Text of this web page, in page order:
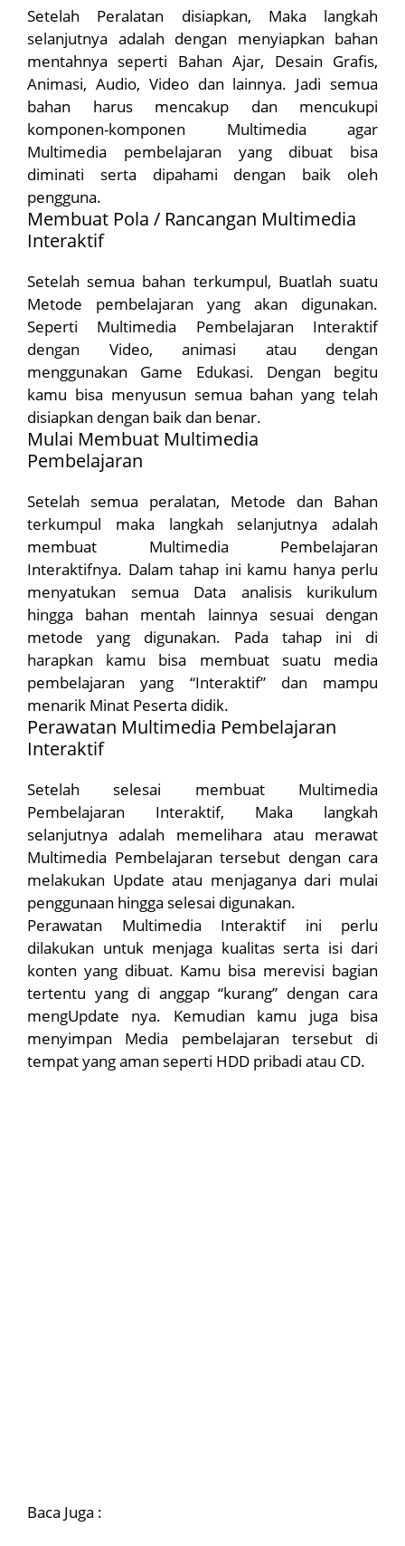
Setelah Peralatan disiapkan, Maka langkah
selanjutnya adalah dengan menyiapkan bahan
mentahnya seperti Bahan Ajar, Desain Grafis,
Animasi, Audio, Video dan lainnya. Jadi semua
bahan harus mencakup dan mencukupi
komponen-komponen Multimedia agar
Multimedia pembelajaran yang dibuat bisa
diminati serta dipahami dengan baik oleh
pengguna.
Membuat Pola / Rancangan Multimedia
Interaktif
Setelah semua bahan terkumpul, Buatlah suatu
Metode pembelajaran yang akan digunakan.
Seperti Multimedia Pembelajaran Interaktif
dengan Video, animasi atau dengan
menggunakan Game Edukasi. Dengan begitu
kamu bisa menyusun semua bahan yang telah
disiapkan dengan baik dan benar.
Mulai Membuat Multimedia
Pembelajaran
Setelah semua peralatan, Metode dan Bahan
terkumpul maka langkah selanjutnya adalah
membuat Multimedia Pembelajaran
Interaktifnya. Dalam tahap ini kamu hanya perlu
menyatukan semua Data analisis kurikulum
hingga bahan mentah lainnya sesuai dengan
metode yang digunakan. Pada tahap ini di
harapkan kamu bisa membuat suatu media
pembelajaran yang “Interaktif” dan mampu
menarik Minat Peserta didik.
Perawatan Multimedia Pembelajaran
Interaktif
Setelah selesai membuat Multimedia
Pembelajaran Interaktif, Maka langkah
selanjutnya adalah memelihara atau merawat
Multimedia Pembelajaran tersebut dengan cara
melakukan Update atau menjaganya dari mulai
penggunaan hingga selesai digunakan.
Perawatan Multimedia Interaktif ini perlu
dilakukan untuk menjaga kualitas serta isi dari
konten yang dibuat. Kamu bisa merevisi bagian
tertentu yang di anggap “kurang” dengan cara
mengUpdate nya. Kemudian kamu juga bisa
menyimpan Media pembelajaran tersebut di
tempat yang aman seperti HDD pribadi atau CD.
Baca Juga :